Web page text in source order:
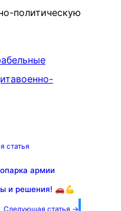
политическую
военно-
статья
армии
и решения! 🚗💪
Следующая статья →